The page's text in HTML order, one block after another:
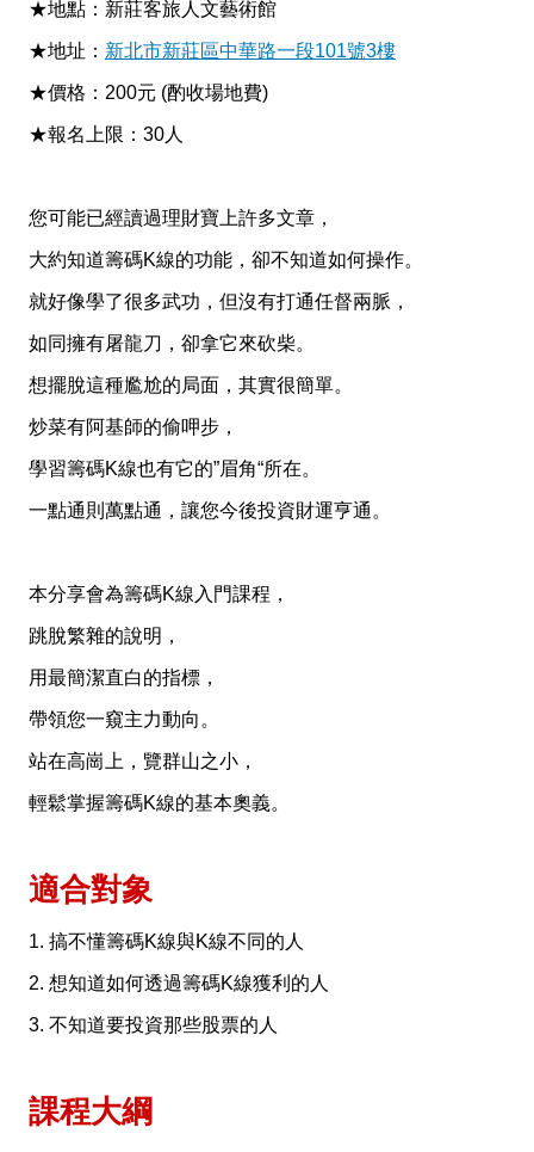
★地點：新莊客旅人文藝術館
★地址： 新北市新莊區中華路一段101號3樓
★價格：200元 (酌收場地費)
★報名上限：30人
您可能已經讀過理財寶上許多文章，
大約知道籌碼K線的功能，卻不知道如何操作。
就好像學了很多武功，但沒有打通任督兩脈，
如同擁有屠龍刀，卻拿它來砍柴。
想擺脫這種尷尬的局面，其實很簡單。
炒菜有阿基師的偷呷步，
學習籌碼K線也有它的”眉角“所在。
一點通則萬點通，讓您今後投資財運亨通。
本分享會為籌碼K線入門課程，
跳脫繁雜的說明，
用最簡潔直白的指標，
帶領您一窺主力動向。
站在高崗上，覽群山之小，
輕鬆掌握籌碼K線的基本奧義。
適合對象
1. 搞不懂籌碼K線與K線不同的人
2. 想知道如何透過籌碼K線獲利的人
3. 不知道要投資那些股票的人
課程大綱